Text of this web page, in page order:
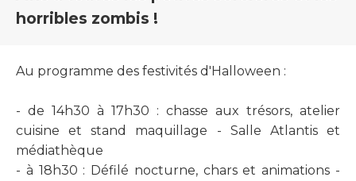
horribles zombis !
Au programme des festivités d'Halloween :
- de 14h30 à 17h30 : chasse aux trésors, atelier
cuisine et stand maquillage - Salle Atlantis et
médiathèque
- à 18h30 : Défilé nocturne, chars et animations -